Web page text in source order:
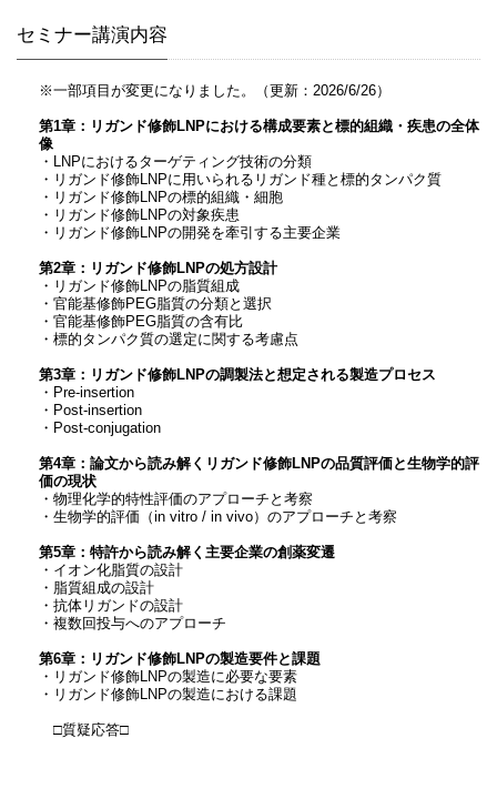
セミナー講演内容
※一部項目が変更になりました。（更新：2026/6/26）
第1章：リガンド修飾LNPにおける構成要素と標的組織・疾患の全体
像
・LNPにおけるターゲティング技術の分類
・リガンド修飾LNPに用いられるリガンド種と標的タンパク質
・リガンド修飾LNPの標的組織・細胞
・リガンド修飾LNPの対象疾患
・リガンド修飾LNPの開発を牽引する主要企業
第2章：リガンド修飾LNPの処方設計
・リガンド修飾LNPの脂質組成
・官能基修飾PEG脂質の分類と選択
・官能基修飾PEG脂質の含有比
・標的タンパク質の選定に関する考慮点
第3章：リガンド修飾LNPの調製法と想定される製造プロセス
・Pre-insertion
・Post-insertion
・Post-conjugation
第4章：論文から読み解くリガンド修飾LNPの品質評価と生物学的評
価の現状
・物理化学的特性評価のアプローチと考察
・生物学的評価（in vitro / in vivo）のアプローチと考察
第5章：特許から読み解く主要企業の創薬変遷
・イオン化脂質の設計
・脂質組成の設計
・抗体リガンドの設計
・複数回投与へのアプローチ
第6章：リガンド修飾LNPの製造要件と課題
・リガンド修飾LNPの製造に必要な要素
・リガンド修飾LNPの製造における課題
□質疑応答□